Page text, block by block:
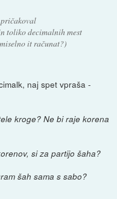
toliko decimalnih mest
it računat?)
naj spet vpraša -
kroge? Ne bi raje korena
si za partijo šaha?
šah sama s sabo?